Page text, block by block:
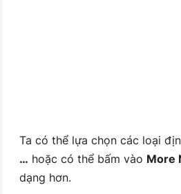
Ta có thể lựa chọn các loại
… hoặc có thể bấm vào More
dạng hơn.